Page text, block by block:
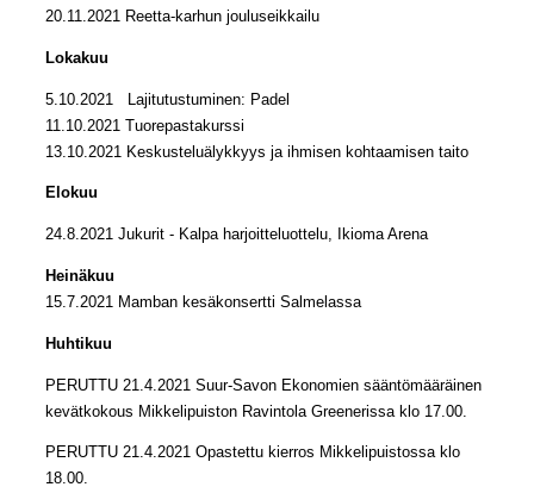
20.11.2021 Reetta-karhun jouluseikkailu
Lokakuu
5.10.2021 Lajitutustuminen: Padel
11.10.2021 Tuorepastakurssi
13.10.2021 Keskusteluälykkyys ja ihmisen kohtaamisen taito
Elokuu
24.8.2021 Jukurit - Kalpa harjoitteluottelu, Ikioma Arena
Heinäkuu
15.7.2021 Mamban kesäkonsertti Salmelassa
Huhtikuu
PERUTTU 21.4.2021 Suur-Savon Ekonomien sääntömääräinen
kevätkokous Mikkelipuiston Ravintola Greenerissa klo 17.00.
PERUTTU 21.4.2021 Opastettu kierros Mikkelipuistossa klo
18.00.